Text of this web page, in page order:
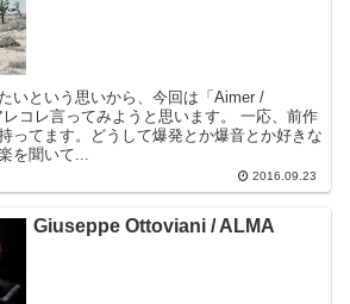
いという思いから、今回は「Aimer /
コレ言ってみようと思います。 一応、前作
ってます。どうして爆発とか爆音とか好きな
を聞いて...
2016.09.23
Giuseppe Ottoviani / ALMA